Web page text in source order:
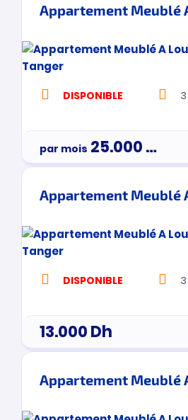
DISPONIBLE 3
par mois 25.000Dh
DISPONIBLE 3
13.000Dh